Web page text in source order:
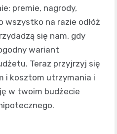
premie, nagrody,
na razie odłóż
się nam, gdy
wariant
Teraz przyjrzyj się
i kosztom utrzymania i
w twoim budżecie